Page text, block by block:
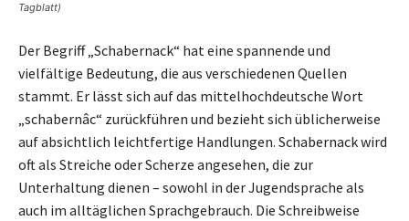
Tagblatt)
Der Begriff „Schabernack“ hat eine spannende und
vielfältige Bedeutung, die aus verschiedenen Quellen
stammt. Er lässt sich auf das mittelhochdeutsche Wort
„schabernâc“ zurückführen und bezieht sich üblicherweise
auf absichtlich leichtfertige Handlungen. Schabernack wird
oft als Streiche oder Scherze angesehen, die zur
Unterhaltung dienen – sowohl in der Jugendsprache als
auch im alltäglichen Sprachgebrauch. Die Schreibweise